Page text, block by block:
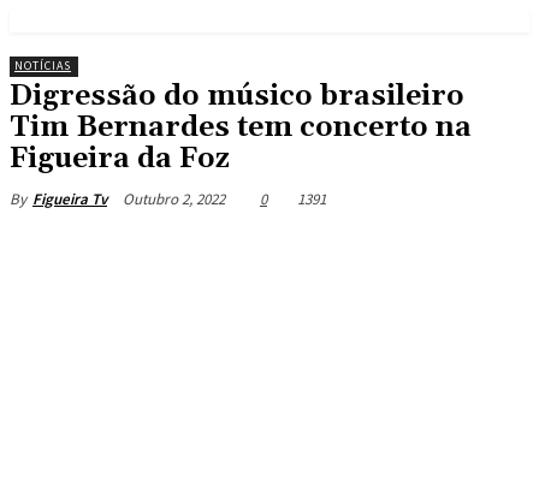
NOTÍCIAS
Digressão do músico brasileiro
Tim Bernardes tem concerto na
Figueira da Foz
By Figueira Tv Outubro 2, 2022 0 1391